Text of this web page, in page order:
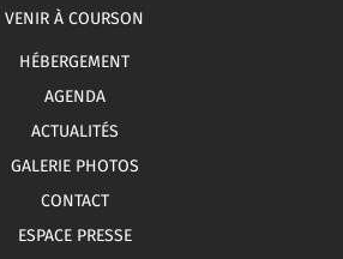
VENIR À COURSON
HÉBERGEMENT
AGENDA
ACTUALITÉS
GALERIE PHOTOS
CONTACT
ESPACE PRESSE